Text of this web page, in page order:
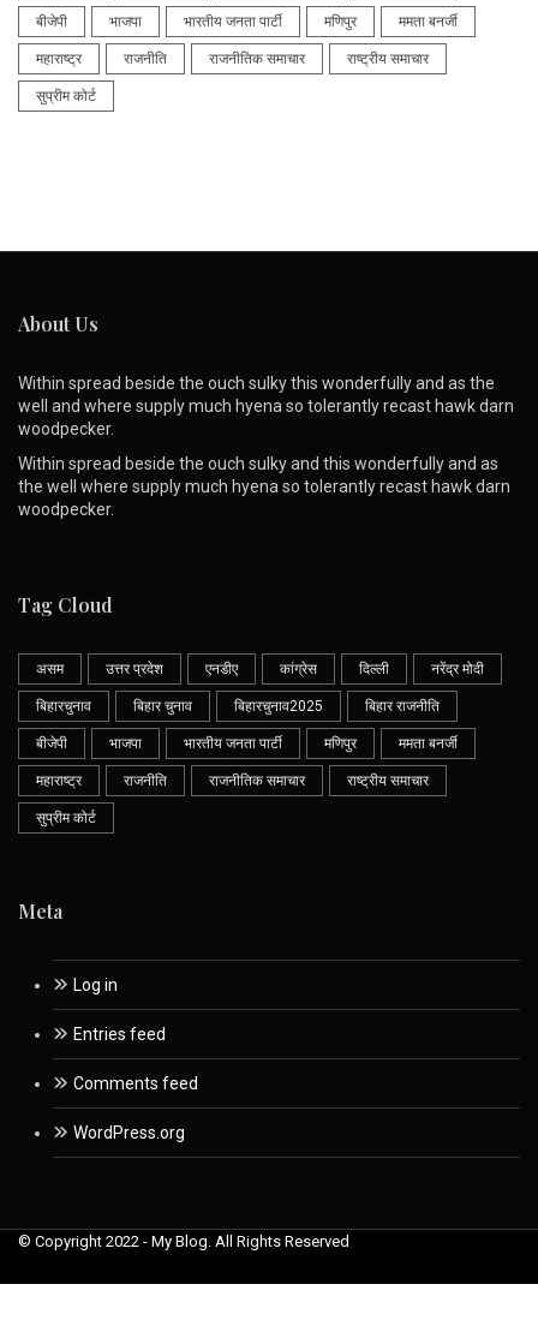
बीजेपी भाजपा भारतीय जनता पार्टी मणिपुर ममता बनर्जी
महाराष्ट्र राजनीति राजनीतिक समाचार राष्ट्रीय समाचार
सुप्रीम कोर्ट
About Us
Within spread beside the ouch sulky this wonderfully and as the
well and where supply much hyena so tolerantly recast hawk darn
woodpecker.
Within spread beside the ouch sulky and this wonderfully and as
the well where supply much hyena so tolerantly recast hawk darn
woodpecker.
Tag Cloud
असम उत्तर प्रदेश एनडीए कांग्रेस दिल्ली नरेंद्र मोदी
बिहारचुनाव बिहार चुनाव बिहारचुनाव2025 बिहार राजनीति
बीजेपी भाजपा भारतीय जनता पार्टी मणिपुर ममता बनर्जी
महाराष्ट्र राजनीति राजनीतिक समाचार राष्ट्रीय समाचार
सुप्रीम कोर्ट
Meta
Log in
Entries feed
Comments feed
WordPress.org
© Copyright 2022 - My Blog. All Rights Reserved